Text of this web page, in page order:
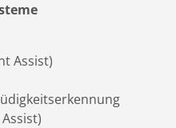
Assist)